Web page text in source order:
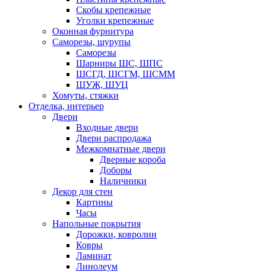
Скобы крепежные
Уголки крепежные
Оконная фурнитура
Саморезы, шурупы
Саморезы
Шарниры ШС, ШПС
ШСГД, ШСГМ, ШСММ
ШУЖ, ШУЦ
Хомуты, стяжки
Отделка, интерьер
Двери
Входные двери
Двери распродажа
Межкомнатные двери
Дверные короба
Доборы
Наличники
Декор для стен
Картины
Часы
Напольные покрытия
Дорожки, ковролин
Ковры
Ламинат
Линолеум